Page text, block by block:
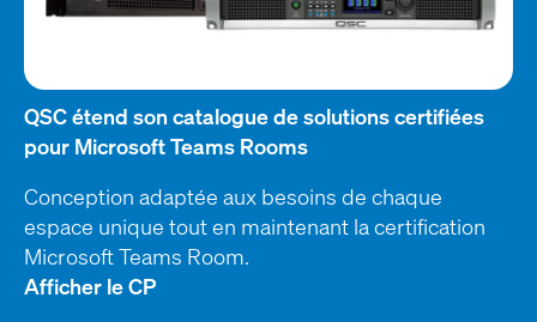
QSC étend son catalogue de solutions certifiées
pour Microsoft Teams Rooms
Conception adaptée aux besoins de chaque
espace unique tout en maintenant la certification
Microsoft Teams Room.
Afficher le CP